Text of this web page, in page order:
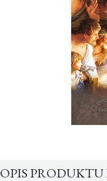
OPIS PRODUKTU